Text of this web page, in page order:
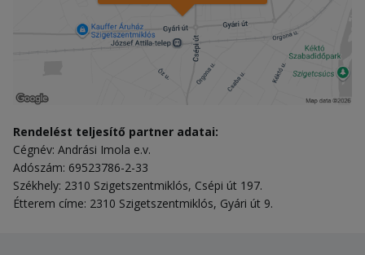
Rendelést teljesítő partner adatai:
Cégnév: Andrási Imola e.v.
Adószám: 69523786-2-33
Székhely: 2310 Szigetszentmiklós, Csépi út 197.
Étterem címe: 2310 Szigetszentmiklós, Gyári út 9.